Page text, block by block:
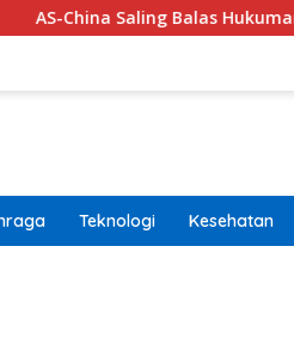
Hukuman Politik Jelang
Teknologi Kesehatan